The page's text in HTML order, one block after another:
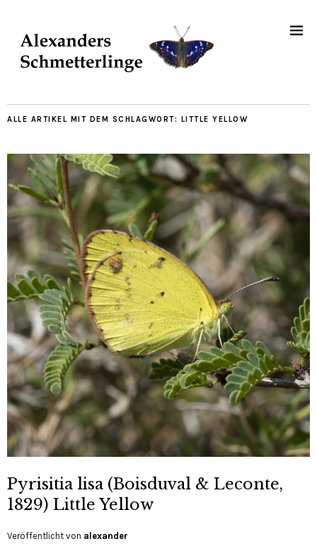
ALLE ARTIKEL MIT DEM SCHLAGWORT: LITTLE YELLOW
Pyrisitia lisa (Boisduval & Leconte,
1829) Little Yellow
Veröffentlicht von alexander